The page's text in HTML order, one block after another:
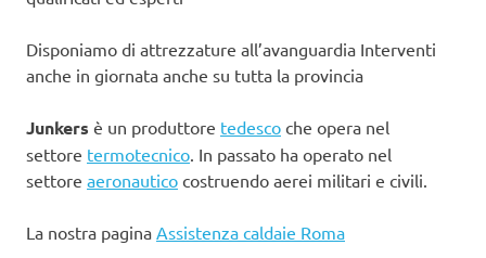
Disponiamo di attrezzature all’avanguardia Interventi
anche in giornata anche su tutta la provincia
Junkers è un produttore tedesco che opera nel
settore termotecnico . In passato ha operato nel
settore aeronautico costruendo aerei militari e civili.
La nostra pagina Assistenza caldaie Roma